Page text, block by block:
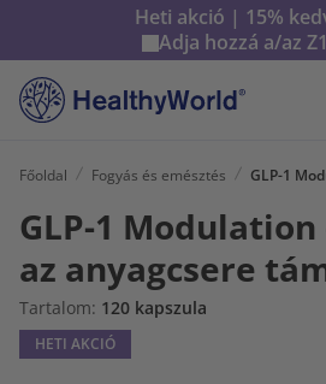
Heti akció | 15%
Adja hozzá a/az
Főoldal Fogyás és emésztés
GLP-1
az anyagcsere
Tartalom: 120 kapszula
HETI AKCIÓ